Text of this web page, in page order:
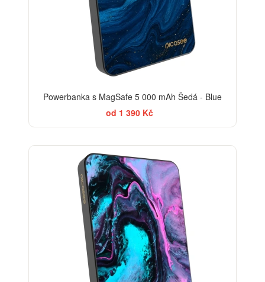
Powerbanka s MagSafe 5 000 mAh Šedá - Blue
od 1 390 Kč